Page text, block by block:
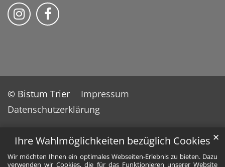
Ihre Wahlmöglichkeiten bezüglich Cookies
Wir möchten Ihnen ein optimales Webseiten-Erlebnis zu bieten. Dazu
verwenden wir Cookies, die für das Funktionieren unserer Website
✕
Wir auf Instragram
Wir auf Facebook
© Bistum Trier
Impressum
Datenschutzerklärung